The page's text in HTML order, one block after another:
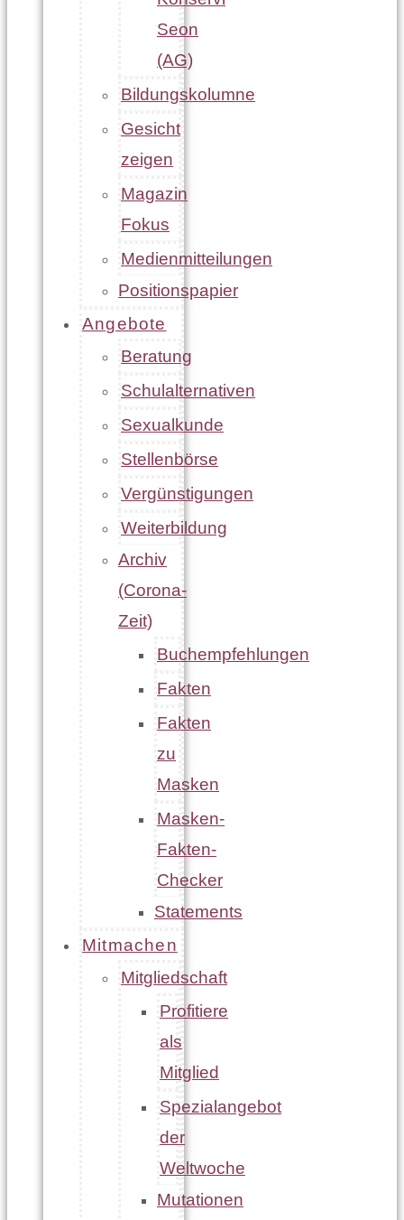
Seon
(AG)
Bildungskolumne
Gesicht
zeigen
Magazin
Fokus
Medienmitteilungen
Positionspapier
Angebote
Beratung
Schulalternativen
Sexualkunde
Stellenbörse
Vergünstigungen
Weiterbildung
Archiv
(Corona-
Zeit)
Buchempfehlungen
Fakten
Fakten
zu
Masken
Masken-
Fakten-
Checker
Statements
Mitmachen
Mitgliedschaft
Profitiere
als
Mitglied
Spezialangebot
der
Weltwoche
Mutationen